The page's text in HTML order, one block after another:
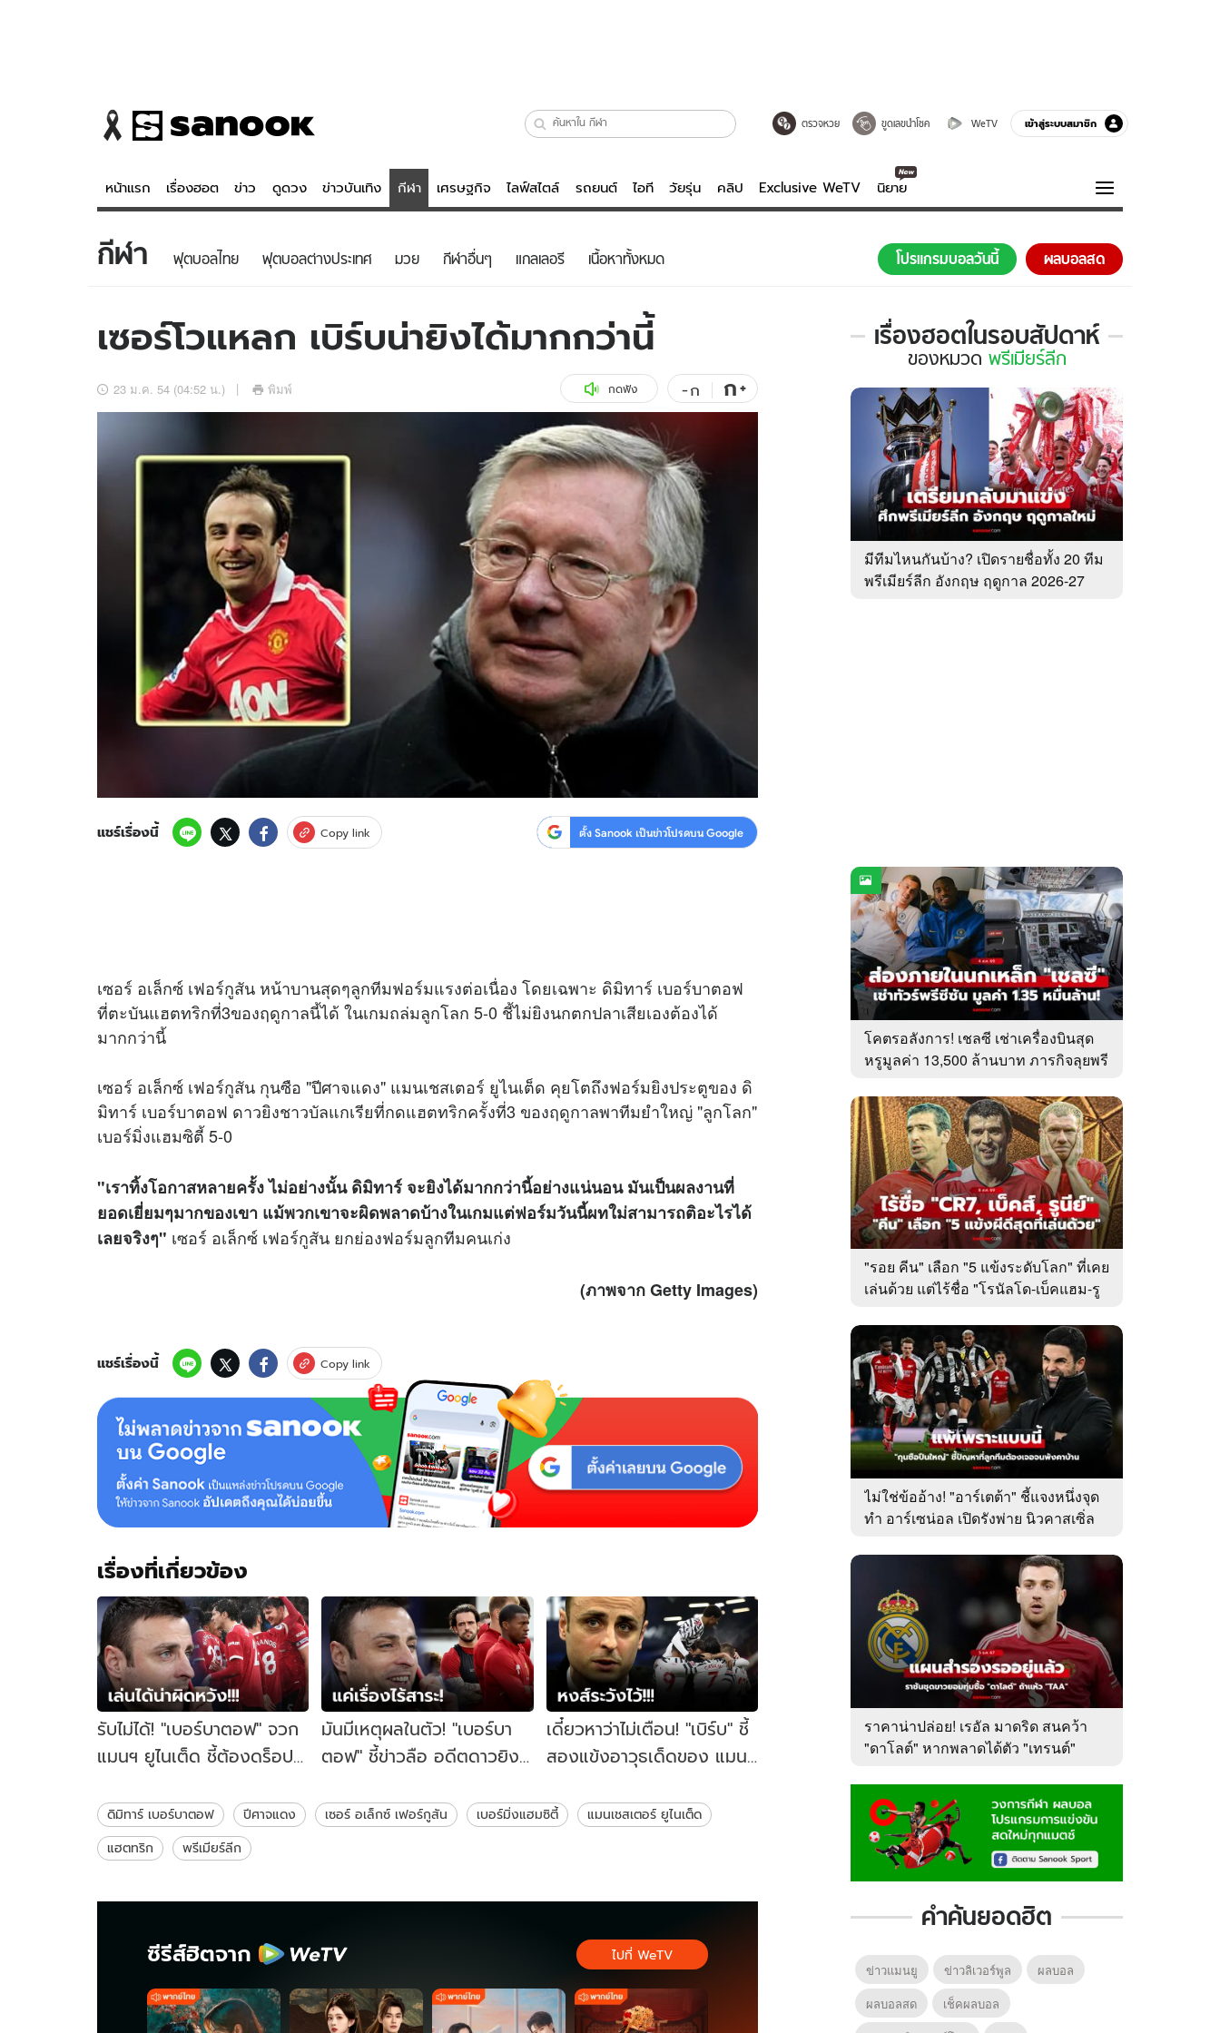
ตรวจหวย ขูดเลขนำโชค WeTV เข้าสู่ระบบสมาชิก
หน้าแรก เรื่องฮอต ข่าว ดูดวง ข่าวบันเทิง กีฬา เศรษฐกิจ ไลฟ์สไตล์ รถยนต์ ไอที วัยรุ่น คลิป Exclusive WeTV นิยาย
ข่าว
ข่าวบันเทิง
เช็กข่าวชัวร์
ดูดวง - ตรวจหวย
สถิติหวยไทย
ไลฟ์สไตล์
วัยรุ่น
รถยนต์
สุขภาพ
เที่ยว-กิน
Tasteful Thailand
Sanook Choice
คลิป
พอดแคสต์
ความรู้รอบตัว
ฮาวทู
ดาวน์โหลดสนุกแอปฟรี ติดตามสนุกโซเชียลได้ที่
สงวนลิขสิทธิ์ ©2569บริษัท อิมเมจ ฟิวเจอร์ (ประเทศไทย) จำกัด
กีฬา ฟุตบอลไทย ฟุตบอลต่างประเทศ มวย กีฬาอื่นๆ แกลเลอรี เนื้อหาทั้งหมด โปรแกรมบอลวันนี้ ผลบอลสด
เซอร์โวแหลก เบิร์บน่ายิงได้มากกว่านี้
23 ม.ค. 54 (04:52 น.) พิมพ์ กดฟัง -ก ก+
แชร์เรื่องนี้ Copy link ตั้ง Sanook เป็นข่าวโปรดบน Google
เซอร์ อเล็กซ์ เฟอร์กูสัน หน้าบานสุดๆลูกทีมฟอร์มแรงต่อเนื่อง โดยเฉพาะ ดิมิทาร์ เบอร์บาตอฟ
ที่ตะบันแฮตทริกที่3ของฤดูกาลนี้ได้ ในเกมถล่มลูกโลก 5-0 ชี้ไม่ยิงนกตกปลาเสียเองต้องได้
มากกว่านี้
เซอร์ อเล็กซ์ เฟอร์กูสัน กุนซือ "ปีศาจแดง" แมนเชสเตอร์ ยูไนเต็ด คุยโตถึงฟอร์มยิงประตูของ ดิ
มิทาร์ เบอร์บาตอฟ ดาวยิงชาวบัลแกเรียที่กดแฮตทริกครั้งที่3 ของฤดูกาลพาทีมยำใหญ่ "ลูกโลก"
เบอร์มิ่งแฮมซิตี้ 5-0
"เราทิ้งโอกาสหลายครั้ง ไม่อย่างนั้น ดิมิทาร์ จะยิงได้มากกว่านี้อย่างแน่นอน มันเป็นผลงานที่
ยอดเยี่ยมๆมากของเขา แม้พวกเขาจะผิดพลาดบ้างในเกมแต่ฟอร์มวันนี้ผทใม่สามารถติอะไรได้
เลยจริงๆ" เซอร์ อเล็กซ์ เฟอร์กูสัน ยกย่องฟอร์มลูกทีมคนเก่ง
(ภาพจาก Getty Images)
แชร์เรื่องนี้ Copy link
เรื่องที่เกี่ยวข้อง
รับไม่ได้! "เบอร์บาตอฟ" จวก
แมนฯ ยูไนเต็ด ชี้ต้องดร็อป
มันมีเหตุผลในตัว! "เบอร์บา
ตอฟ" ชี้ข่าวลือ อดีตดาวยิง
เดี๋ยวหาว่าไม่เตือน! "เบิร์บ" ชี้
สองแข้งอาวุธเด็ดของ แมนฯ
ดิมิทาร์ เบอร์บาตอฟ ปีศาจแดง เซอร์ อเล็กซ์ เฟอร์กูสัน เบอร์มิ่งแฮมซิตี้
แมนเชสเตอร์ ยูไนเต็ด
แฮตทริก
พรีเมียร์ลีก
ซีรีส์ฮิตจาก ไปที่ WeTV
เรื่องฮอตในรอบสัปดาห์
เรื่อง
ใน
รอบ
สัปดาห์
หมวด
พรีเมียร์
ลีก
ของหมวด พรีเมียร์ลีก
มีทีมไหนกันบ้าง? เปิดรายชื่อทั้ง 20 ทีม
พรีเมียร์ลีก อังกฤษ ฤดูกาล 2026-27
โคตรอลังการ! เชลซี เช่าเครื่องบินสุด
หรูมูลค่า 13,500 ล้านบาท ภารกิจลุยพรี
"รอย คีน" เลือก "5 แข้งระดับโลก" ที่เคย
เล่นด้วย แต่ไร้ชื่อ "โรนัลโด-เบ็คแฮม-รู
ไม่ใช่ข้ออ้าง! "อาร์เตต้า" ชี้แจงหนึ่งจุด
ทำ อาร์เซน่อล เปิดรังพ่าย นิวคาสเซิ่ล
ราคาน่าปล่อย! เรอัล มาดริด สนคว้า
"ดาโลต์" หากพลาดได้ตัว "เทรนต์"
คำค้นยอดฮิต
ข่าวแมนยู ข่าวลิเวอร์พูล
ผลบอล
ผลบอลสด
เช็คผลบอล